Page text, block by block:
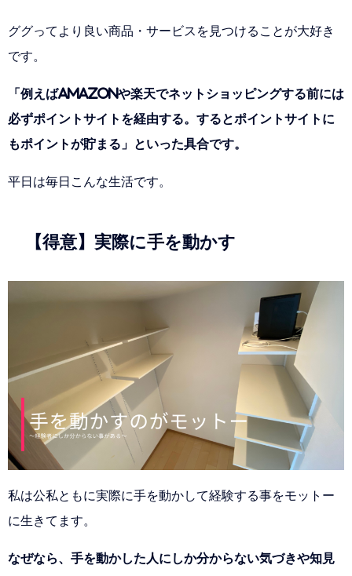
ググってより良い商品・サービスを見つけることが大好き
です。
「例えばAmazonや楽天でネットショッピングする前には
必ずポイントサイトを経由する。するとポイントサイトに
もポイントが貯まる」といった具合です。
平日は毎日こんな生活です。
【得意】実際に手を動かす
私は公私ともに実際に手を動かして経験する事をモットー
に生きてます。
なぜなら、手を動かした人にしか分からない気づきや知見